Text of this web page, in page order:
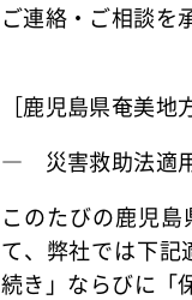
ご連絡・ご相談を
［鹿児島県奄美地
― 災害救助法適
このたびの鹿児
て、弊社では下
続き」ならびに「